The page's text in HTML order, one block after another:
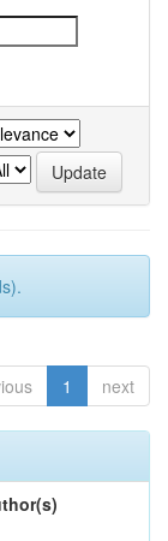
1 next